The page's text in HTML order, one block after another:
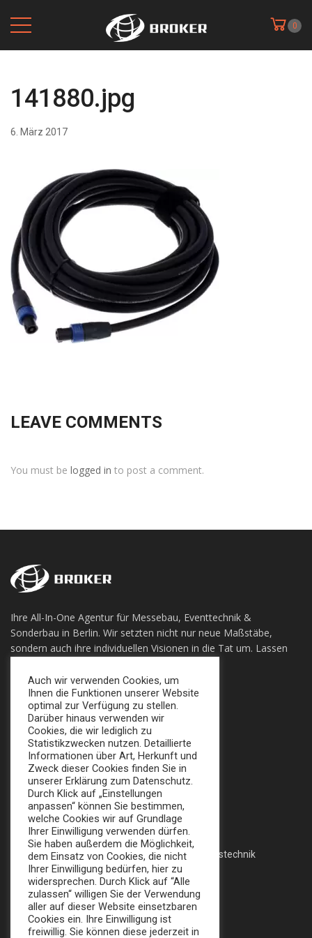
0
141880.jpg
6. März 2017
LEAVE COMMENTS
You must be logged in to post a comment.
Ihre All-In-One Agentur für Messebau, Eventtechnik &
Sonderbau in Berlin. Wir setzten nicht nur neue Maßstäbe,
sondern auch ihre individuellen Visionen in die Tat um. Lassen
+49 (0) 30 924 0 95 97
Apollofalterallee 98, 12683 Berlin
info@broker-gmbh.de
INFORMATIONEN
Impressum
Datenschutz
AGB
MENÜ
Home
Messe
Veranstaltungstechnik
Katalog
FOLLOW US:
Auch wir verwenden Cookies, um
Ihnen die Funktionen unserer Website
optimal zur Verfügung zu stellen.
Darüber hinaus verwenden wir
Cookies, die wir lediglich zu
Statistikzwecken nutzen. Detaillierte
Informationen über Art, Herkunft und
Zweck dieser Cookies finden Sie in
unserer Erklärung zum Datenschutz.
Durch Klick auf „Einstellungen
anpassen“ können Sie bestimmen,
welche Cookies wir auf Grundlage
Ihrer Einwilligung verwenden dürfen.
Sie haben außerdem die Möglichkeit,
dem Einsatz von Cookies, die nicht
Ihrer Einwilligung bedürfen, hier zu
widersprechen. Durch Klick auf “Alle
zulassen“ willigen Sie der Verwendung
aller auf dieser Website einsetzbaren
Cookies ein. Ihre Einwilligung ist
freiwillig. Sie können diese jederzeit in